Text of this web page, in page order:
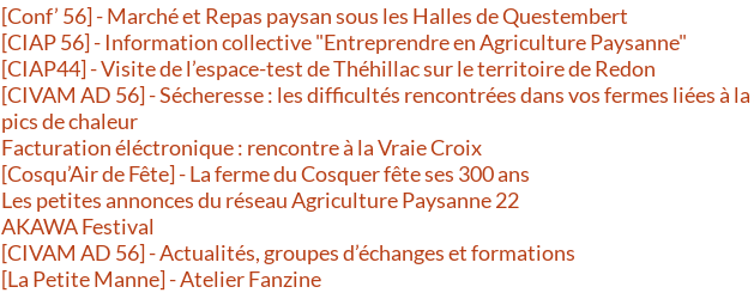
[Conf’ 56] - Marché et Repas paysan sous les Halles de Questembert
[CIAP 56] - Information collective "Entreprendre en Agriculture Paysanne"
[CIAP44] - Visite de l’espace-test de Théhillac sur le territoire de Redon
[CIVAM AD 56] - Sécheresse : les difficultés rencontrées dans vos fermes liées à
pics de chaleur
Facturation éléctronique : rencontre à la Vraie Croix
[Cosqu’Air de Fête] - La ferme du Cosquer fête ses 300 ans
Les petites annonces du réseau Agriculture Paysanne 22
AKAWA Festival
[CIVAM AD 56] - Actualités, groupes d’échanges et formations
[La Petite Manne] - Atelier Fanzine